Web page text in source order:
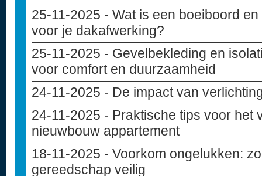
25-11-2025 - Wat is een boeiboord
voor je dakafwerking?
25-11-2025 - Gevelbekleding en
voor comfort en duurzaamheid
24-11-2025 - De impact van
24-11-2025 - Praktische tips voor het
nieuwbouw appartement
18-11-2025 - Voorkom ongelukken:
gereedschap veilig